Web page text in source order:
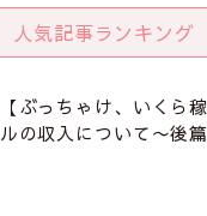
人気記事ランキング
【ぶっちゃけ、いくら
ルの収入について〜後